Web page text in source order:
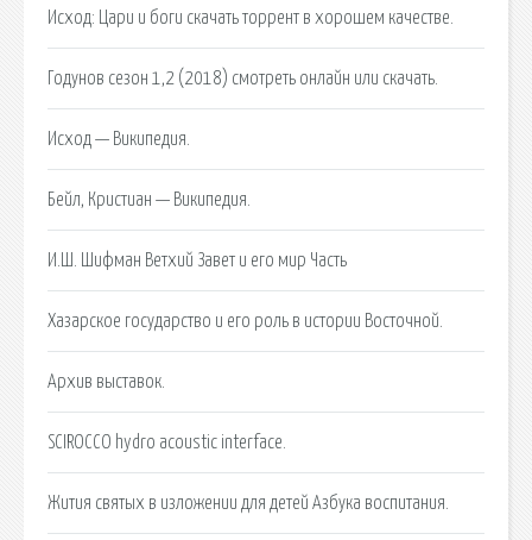
Исход: Цари и боги скачать торрент в хорошем качестве.
Годунов сезон 1,2 (2018) смотреть онлайн или скачать.
Исход — Википедия.
Бейл, Кристиан — Википедия.
И.Ш. Шифман Ветхий Завет и его мир Часть
Хазарское государство и его роль в истории Восточной.
Архив выставок.
SCIROCCO hydro acoustic interface.
Жития святых в изложении для детей Азбука воспитания.